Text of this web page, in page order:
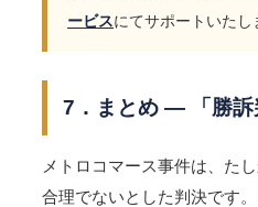
ービスにてサポートいたし
7．まとめ ― 「勝訴
メトロコマース事件は、た
合理でないとした判決です